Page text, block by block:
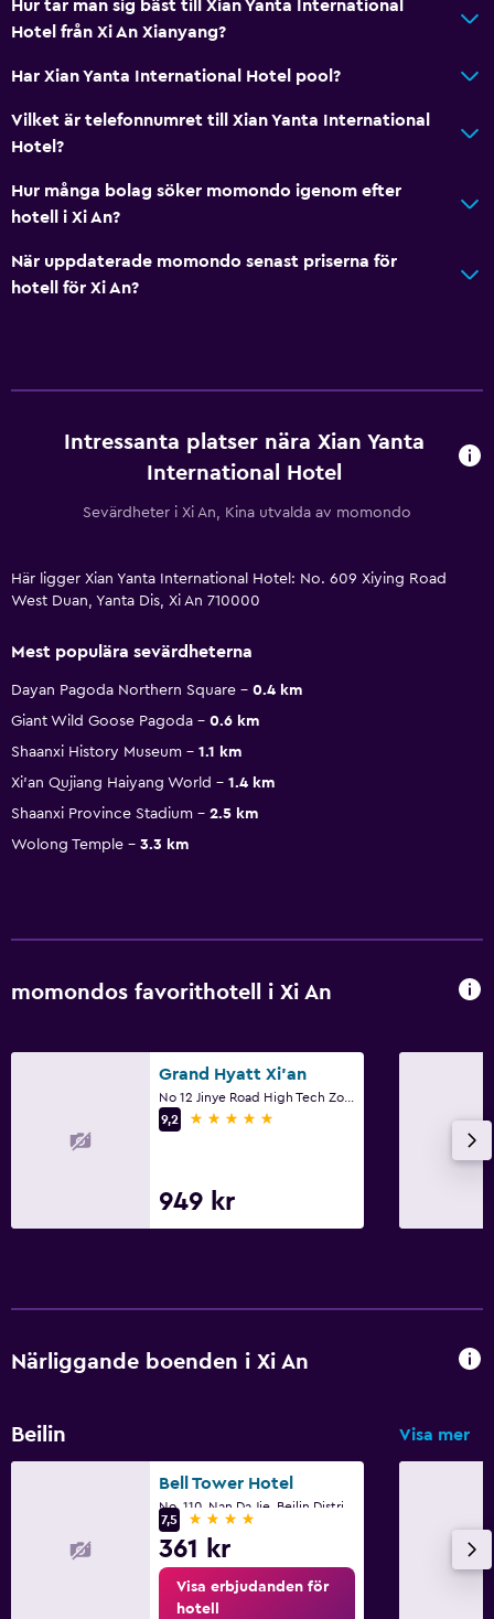
Hur tar man sig bäst till Xian Yanta International
Hotel från Xi An Xianyang?
Har Xian Yanta International Hotel pool?
Vilket är telefonnumret till Xian Yanta International
Hotel?
Hur många bolag söker momondo igenom efter
hotell i Xi An?
När uppdaterade momondo senast priserna för
hotell för Xi An?
Intressanta platser nära Xian Yanta
International Hotel
Sevärdheter i Xi An, Kina utvalda av momondo
Här ligger Xian Yanta International Hotel: No. 609 Xiying Road
West Duan, Yanta Dis, Xi An 710000
Mest populära sevärdheterna
Dayan Pagoda Northern Square
0.4 km
Giant Wild Goose Pagoda
0.6 km
Shaanxi History Museum
1.1 km
Xi'an Qujiang Haiyang World
1.4 km
Shaanxi Province Stadium
2.5 km
Wolong Temple
3.3 km
momondos favorithotell i Xi An
Grand Hyatt Xi'an
9,2
5 stjärnor
949 kr
Närliggande boenden i Xi An
Beilin Visa mer
Bell Tower Hotel
7,5
4 stjärnor
361 kr
Visa erbjudanden för
hotell